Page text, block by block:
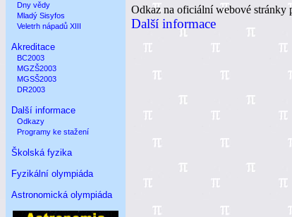
Dny vědy
Mladý Sisyfos
Veletrh nápadů XIII
Akreditace
BC2003
MGZŠ2003
MGSŠ2003
DR2003
Další informace
Odkazy
Programy ke stažení
Školská fyzika
Fyzikální olympiáda
Astronomická olympiáda
Odkaz na oficiální webové stránky
Další informace